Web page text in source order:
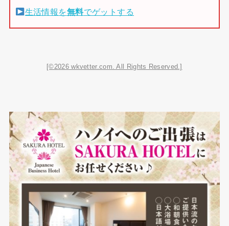
生活情報を無料でゲットする
[©2026 wkvetter.com. All Rights Reserved.]